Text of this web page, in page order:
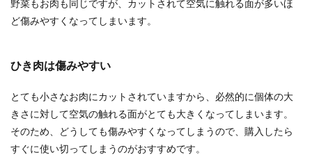
野菜もお肉も同じですが、カットされて空気に触れる面が多いほ
ど傷みやすくなってしまいます。
ひき肉は傷みやすい
とても小さなお肉にカットされていますから、必然的に個体の大
きさに対して空気の触れる面がとても大きくなってしまいます。
そのため、どうしても傷みやすくなってしまうので、購入したら
すぐに使い切ってしまうのがおすすめです。